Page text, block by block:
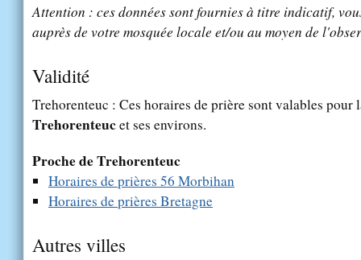
Attention : ces données sont fournies à titre indicatif,
auprès de votre mosquée locale et/ou au moyen de
Validité
Trehorenteuc : Ces horaires de prière sont valables pour
Trehorenteucet ses environs.
Proche de Trehorenteuc
Horaires de prières 56 Morbihan
Horaires de prières Bretagne
Autres villes